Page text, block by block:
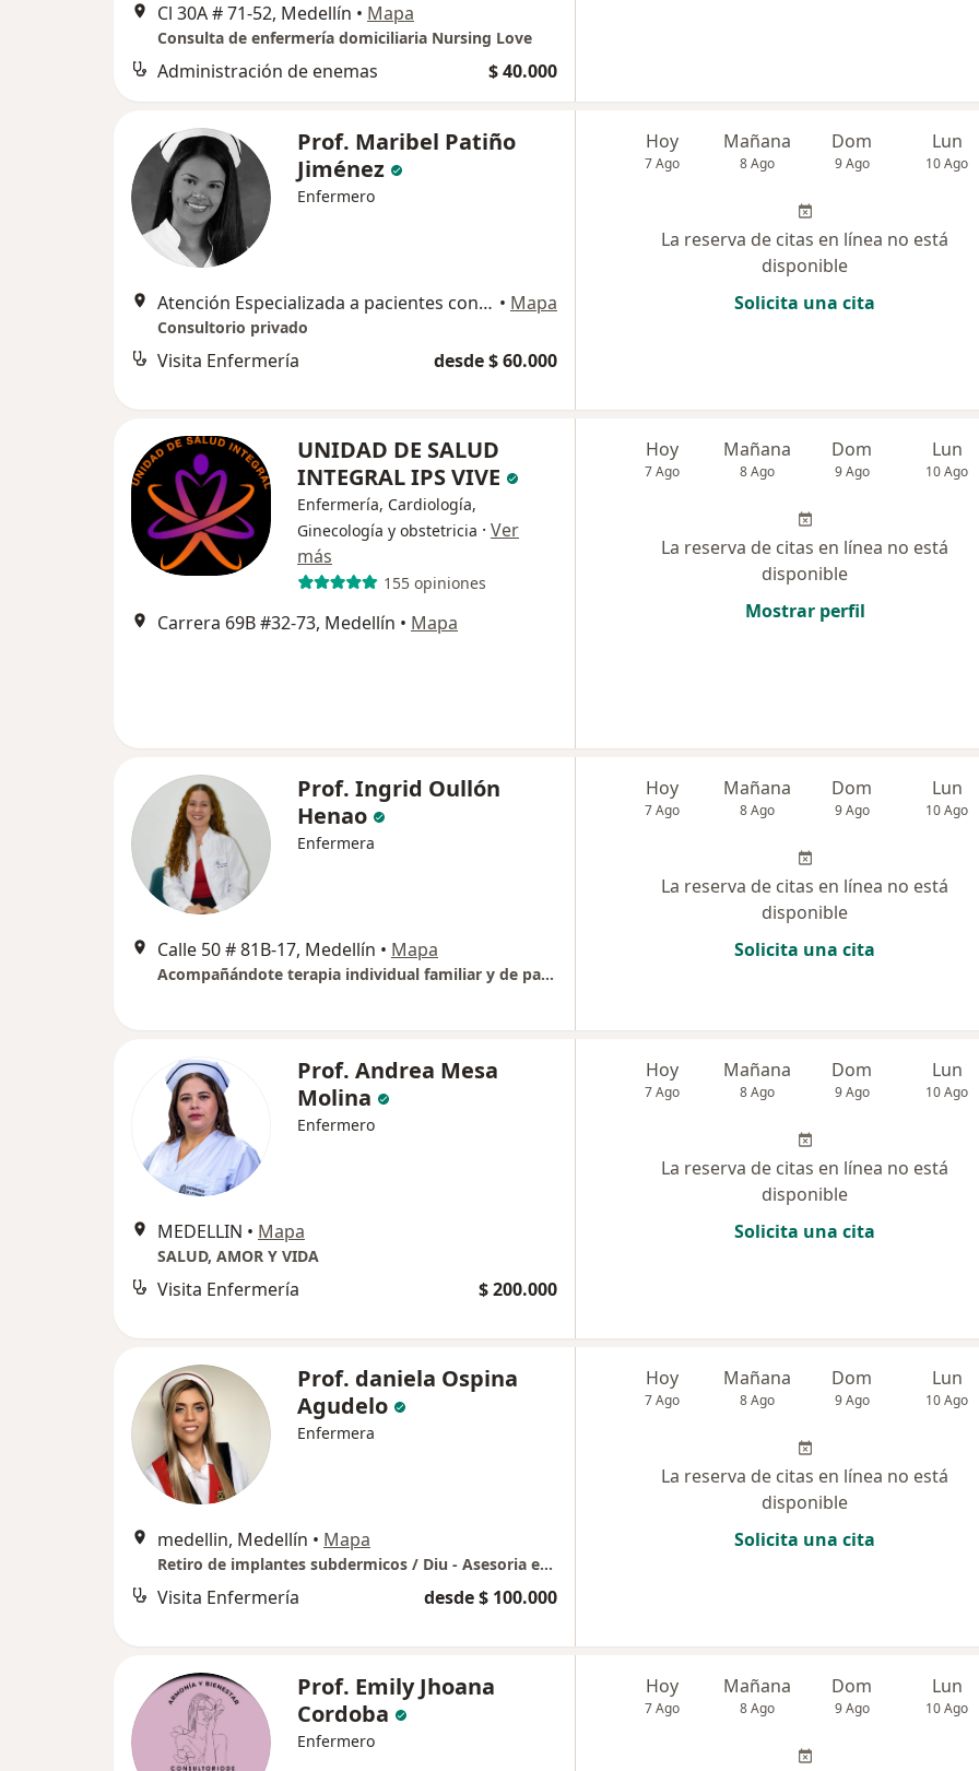
Cl 30A # 71-52, Medellín • Mapa
Consulta de enfermería domiciliaria Nursing Love
Administración de enemas $ 40.000
Prof. Maribel Patiño
Jiménez
Enfermero
Atención Especializada a pacientes con Heridas, Medellín • Mapa
Consultorio privado
Visita Enfermería desde $ 60.000
Hoy
7 Ago
Mañana
8 Ago
Dom
9 Ago
Lun
10 Ago
La reserva de citas en línea no está
disponible
Solicita una cita
UNIDAD DE SALUD
INTEGRAL IPS VIVE
Enfermería, Cardiología,
Ginecología y obstetricia · Ver
más
155 opiniones
Carrera 69B #32-73, Medellín • Mapa
Hoy
7 Ago
Mañana
8 Ago
Dom
9 Ago
Lun
10 Ago
La reserva de citas en línea no está
disponible
Mostrar perfil
Prof. Ingrid Oullón
Henao
Enfermera
Calle 50 # 81B-17, Medellín • Mapa
Acompañándote terapia individual familiar y de pareja
Hoy
7 Ago
Mañana
8 Ago
Dom
9 Ago
Lun
10 Ago
La reserva de citas en línea no está
disponible
Solicita una cita
Prof. Andrea Mesa
Molina
Enfermero
MEDELLIN • Mapa
SALUD, AMOR Y VIDA
Visita Enfermería $ 200.000
Hoy
7 Ago
Mañana
8 Ago
Dom
9 Ago
Lun
10 Ago
La reserva de citas en línea no está
disponible
Solicita una cita
Prof. daniela Ospina
Agudelo
Enfermera
medellin, Medellín • Mapa
Retiro de implantes subdermicos / Diu - Asesoria en Lactancia Materna
Visita Enfermería desde $ 100.000
Hoy
7 Ago
Mañana
8 Ago
Dom
9 Ago
Lun
10 Ago
La reserva de citas en línea no está
disponible
Solicita una cita
Prof. Emily Jhoana
Cordoba
Enfermero
Hoy
7 Ago
Mañana
8 Ago
Dom
9 Ago
Lun
10 Ago